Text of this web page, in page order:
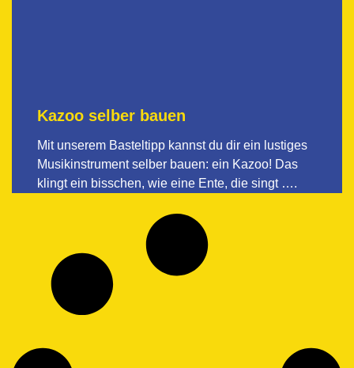
Kazoo selber bauen
Mit unserem Basteltipp kannst du dir ein lustiges
Musikinstrument selber bauen: ein Kazoo! Das
klingt ein bisschen, wie eine Ente, die singt ….